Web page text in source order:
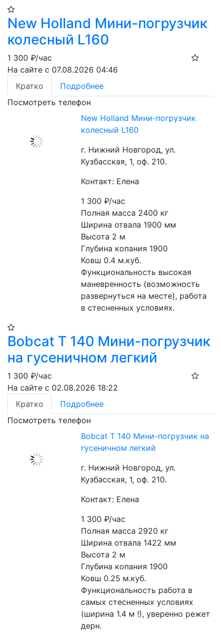
New Holland Мини-погрузчик
колесный L160
1 300 ₽/час
На сайте с 07.08.2026 04:46
Кратко
Подробнее
Посмотреть телефон
New Holland Мини-погрузчик
колесный L160
г. Нижний Новгород, ул.
Кузбасская, 1, оф. 210.
Контакт: Елена
1 300₽/час
Полная масса 2400 кг
Ширина отвала 1900 мм
Высота 2 м
Глубина копания 1900
Ковш 0.4 м.куб.
Функциональность высокая
маневренность (возможность
развернуться на месте), работа
в стесненных условиях.
Bobcat Т 140 Мини-погрузчик
на гусеничном легкий
1 300 ₽/час
На сайте с 02.08.2026 18:22
Кратко
Подробнее
Посмотреть телефон
Bobcat Т 140 Мини-погрузчик на
гусеничном легкий
г. Нижний Новгород, ул.
Кузбасская, 1, оф. 210.
Контакт: Елена
1 300₽/час
Полная масса 2920 кг
Ширина отвала 1422 мм
Высота 2 м
Глубина копания 1900
Ковш 0.25 м.куб.
Функциональность работа в
самых стесненных условиях
(ширина 1.4 м !), уверенно режет
дерн.